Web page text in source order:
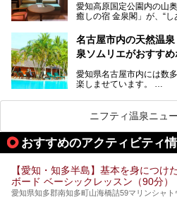
さっそく取材してきまし
愛知高原国定公園内の山
癒しの宿 金泉閣」が、“し
天然ラドン温泉が堪能で
室、地元の食材と温泉
ご紹介します。
名古屋市内の天然温
泉ソムリエがおすす
愛知県名古屋市内には数
楽しませています。
ムリエの目線で紹介して
名古屋市内にはスーパー
行こうかな？」と悩んで
ぜひこの記事を参考にし
てみるのはいかがでしょ
ニフティ温泉ニュ
おすすめのアクティビティ
【愛知・知多半島】基本を身につけ
ボード ベーシックレッスン（90分）
愛知県知多郡南知多町山海橋詰59マリンシャト